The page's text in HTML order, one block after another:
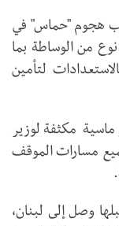
هجوم "حماس" في
نوع من الوساطة بما
لتأمين
مكثفة لوزير
مسارات الموقف
وصل إلى لبنان،